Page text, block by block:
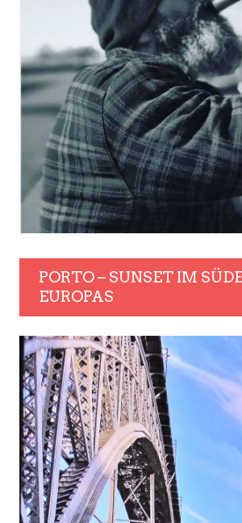
PORTO – SUNSET IM
EUROPAS